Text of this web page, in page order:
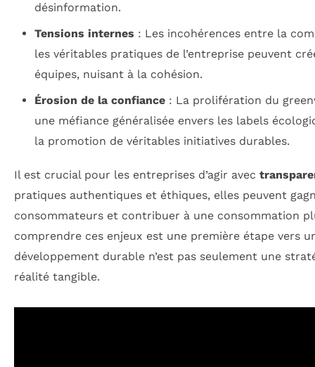
désinformation.
Tensions internes : Les incohérences entre la
les véritables pratiques de l’entreprise peuvent
équipes, nuisant à la cohésion.
Érosion de la confiance: La prolifération du
une méfiance généralisée envers les labels
la promotion de véritables initiatives durables.
Il est crucial pour les entreprises d’agir avec
pratiques authentiques et éthiques, elles peuvent
consommateurs et contribuer à une consommation
comprendre ces enjeux est une première étape vers
développement durable n’est pas seulement une
réalité tangible.